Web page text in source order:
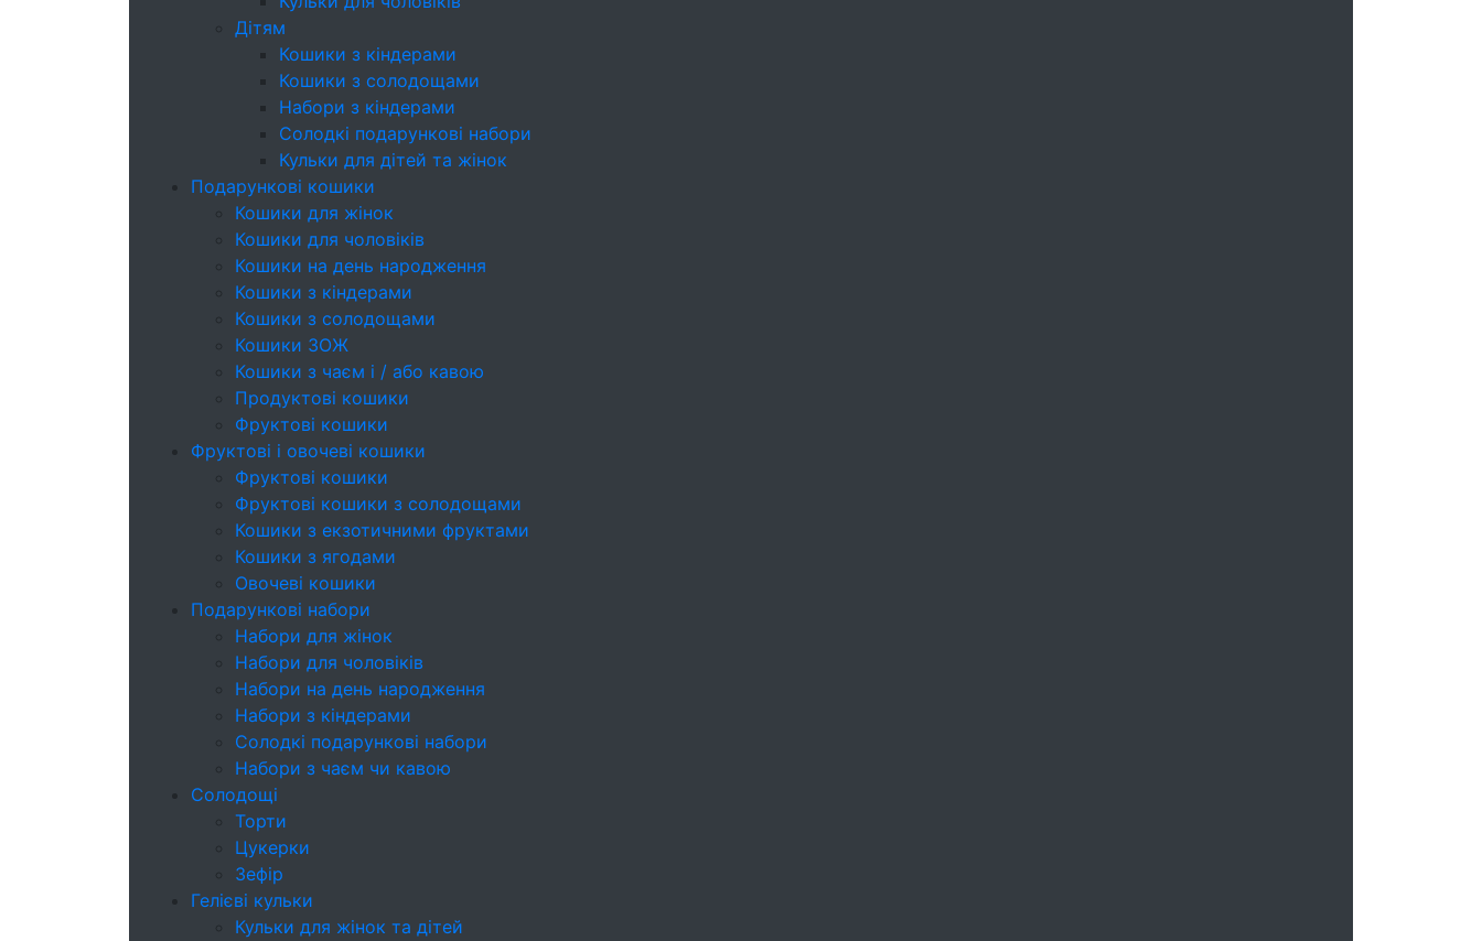
Дітям
Кошики з кіндерами
Кошики з солодощами
Набори з кіндерами
Cолодкі подарункові набори
Кульки для дітей та жінок
Подарункові кошики
Кошики для жінок
Кошики для чоловіків
Кошики на день народження
Кошики з кіндерами
Кошики з солодощами
Кошики ЗОЖ
Кошики з чаєм і / або кавою
Продуктові кошики
Фруктові кошики
Фруктові і овочеві кошики
Фруктові кошики
Фруктові кошики з солодощами
Кошики з екзотичними фруктами
Кошики з ягодами
Овочеві кошики
Подарункові набори
Набори для жінок
Набори для чоловіків
Набори на день народження
Набори з кіндерами
Cолодкі подарункові набори
Набори з чаєм чи кавою
Солодощі
Торти
Цукерки
Зефір
Гелієві кульки
Кульки для жінок та дітей